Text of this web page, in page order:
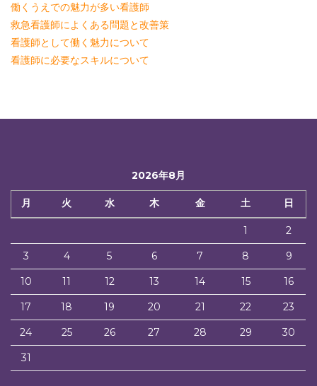
働くうえでの魅力が多い看護師
救急看護師によくある問題と改善策
看護師として働く魅力について
看護師に必要なスキルについて
2026年8月
月 火 水 木 金 土 日
1
2
3
4 5 6 7 8
9
10
11 12 13 14 15
16
17
18 19 20 21 22
23
24
25 26 27 28 29
30
31